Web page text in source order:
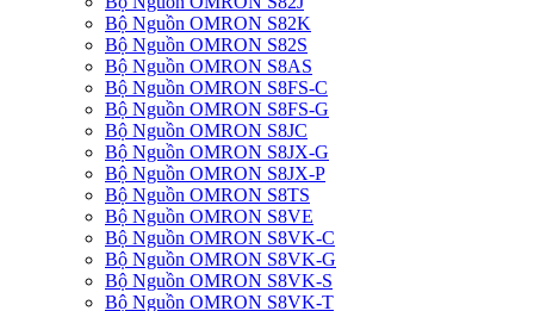
Bộ Nguồn OMRON S82K
Bộ Nguồn OMRON S82S
Bộ Nguồn OMRON S8AS
Bộ Nguồn OMRON S8FS-C
Bộ Nguồn OMRON S8FS-G
Bộ Nguồn OMRON S8JC
Bộ Nguồn OMRON S8JX-G
Bộ Nguồn OMRON S8JX-P
Bộ Nguồn OMRON S8TS
Bộ Nguồn OMRON S8VE
Bộ Nguồn OMRON S8VK-C
Bộ Nguồn OMRON S8VK-G
Bộ Nguồn OMRON S8VK-S
Bộ Nguồn OMRON S8VK-T